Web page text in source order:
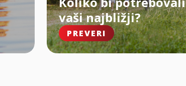
vaši najbližji?
PREVERI